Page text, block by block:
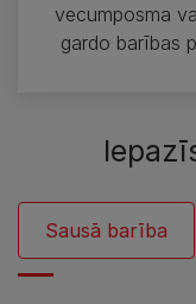
vecumposma
gardo barības
Sausā barība